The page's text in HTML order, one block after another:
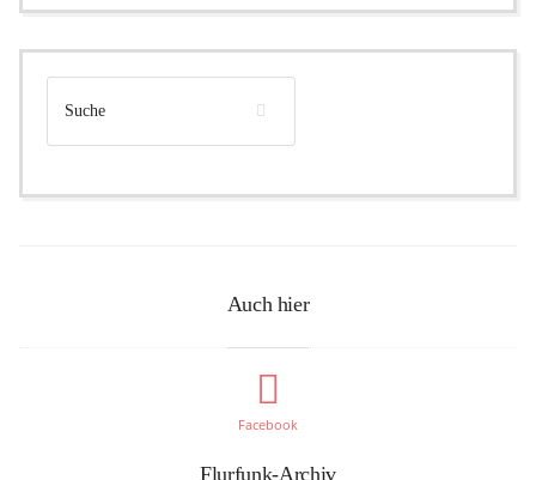
Auch hier
Facebook
Flurfunk-Archiv